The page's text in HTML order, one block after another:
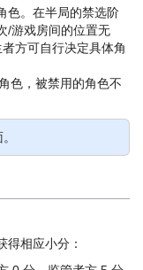
色。在半局的禁选阶
/游戏房间的位置无
方可自行决定具体角
色，被禁用的角色不
得相应小分：